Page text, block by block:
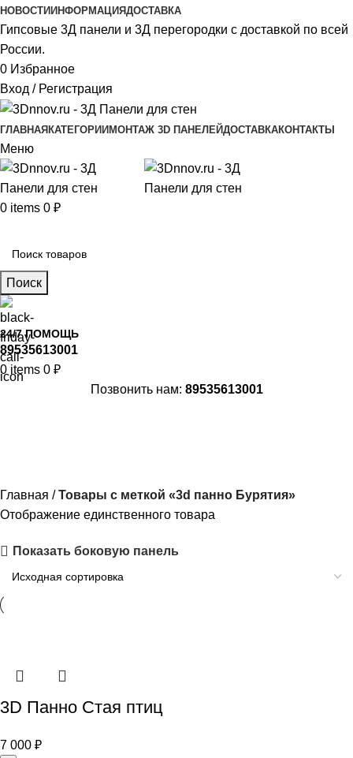
НОВОСТИ ИНФОРМАЦИЯДОСТАВКА
Гипсовые 3Д панели и 3Д перегородки с доставкой по всей
России.
0 Избранное
Вход / Регистрация
ГЛАВНАЯ КАТЕГОРИИ МОНТАЖ 3D ПАНЕЛЕЙДОСТАВКАКОНТАКТЫ
Меню
0 items 0 ₽
Поиск
24/7 ПОМОЩЬ
89535613001
0 items 0 ₽
Позвонить нам: 89535613001
Главная
Товары с меткой «3d панно Бурятия»
Отображение единственного товара
Показать боковую панель
3D Панно Стая птиц
7 000 ₽